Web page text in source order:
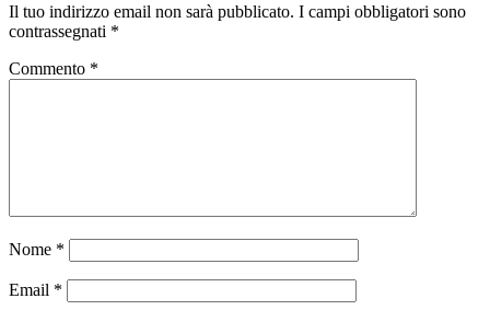
Il tuo indirizzo email non sarà pubblicato. I campi obbligatori sono
contrassegnati *
Commento *
Nome *
Email *